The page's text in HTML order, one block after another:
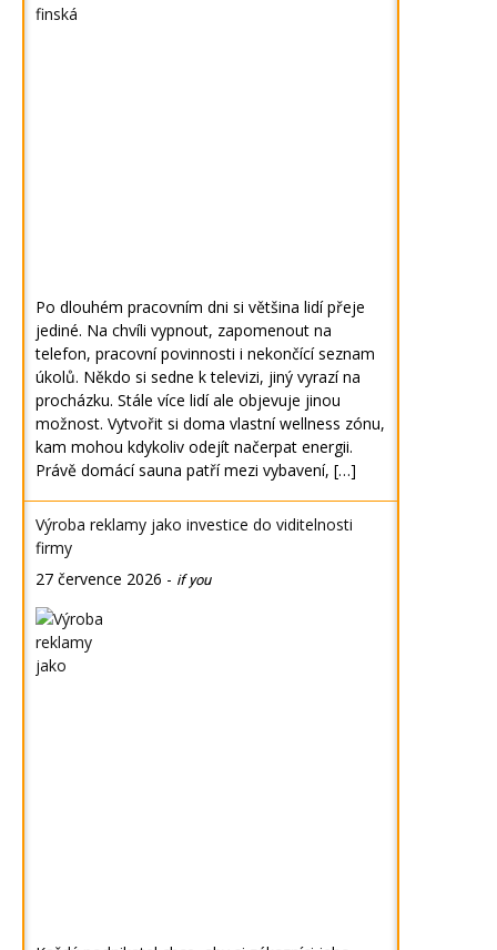
Po dlouhém pracovním dni si většina lidí přeje
jediné. Na chvíli vypnout, zapomenout na
telefon, pracovní povinnosti i nekončící seznam
úkolů. Někdo si sedne k televizi, jiný vyrazí na
procházku. Stále více lidí ale objevuje jinou
možnost. Vytvořit si doma vlastní wellness zónu,
kam mohou kdykoliv odejít načerpat energii.
Právě domácí sauna patří mezi vybavení, […]
Výroba reklamy jako investice do viditelnosti
firmy
27 července 2026 - if you